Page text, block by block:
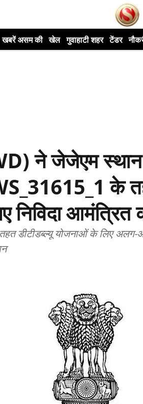
खबरें असम की खेल गुवाहाटी शहर टेंडर
ने जेजेएम
के
निविदा आमंत्रित
डीटीडब्ल्यू योजनाओं के लिए अलग-